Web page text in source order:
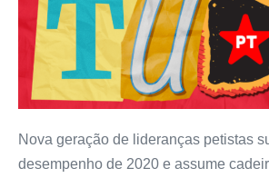
Nova geração de lideranças petistas
desempenho de 2020 e assume